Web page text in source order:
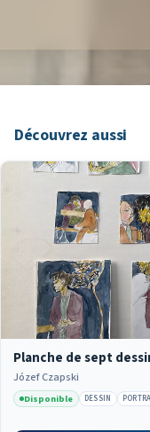
Découvrez aussi
Planche de sept
Józef Czapski
Disponible DESSIN